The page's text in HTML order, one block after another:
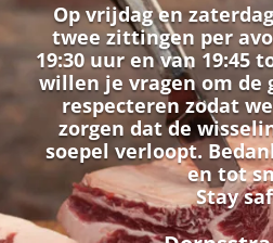
Op vrijdag en
twee zittingen per
19:30 uur en van 19:45
willen je vragen om de
respecteren zodat
zorgen dat de
soepel verloopt.
en tot
Stay